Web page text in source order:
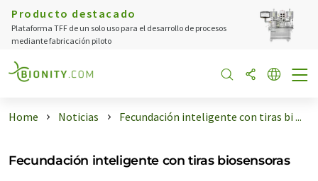
Producto destacado
Plataforma TFF de un solo uso para el desarrollo de procesos
mediante fabricación piloto
Home Noticias Fecundación inteligente con tiras bi ...
Fecundación inteligente con tiras biosensoras